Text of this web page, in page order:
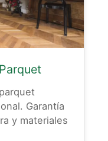
Garantía
y materiales